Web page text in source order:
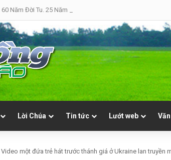
60 Năm Đời Tu. 25 Năm Linh Mục. Phần VII: ĐỜI LINH MỤC.
Lời Chúa Tin tức Lướt web
Video một đứa trẻ hát trước thánh giá ở Ukraine lan truyền